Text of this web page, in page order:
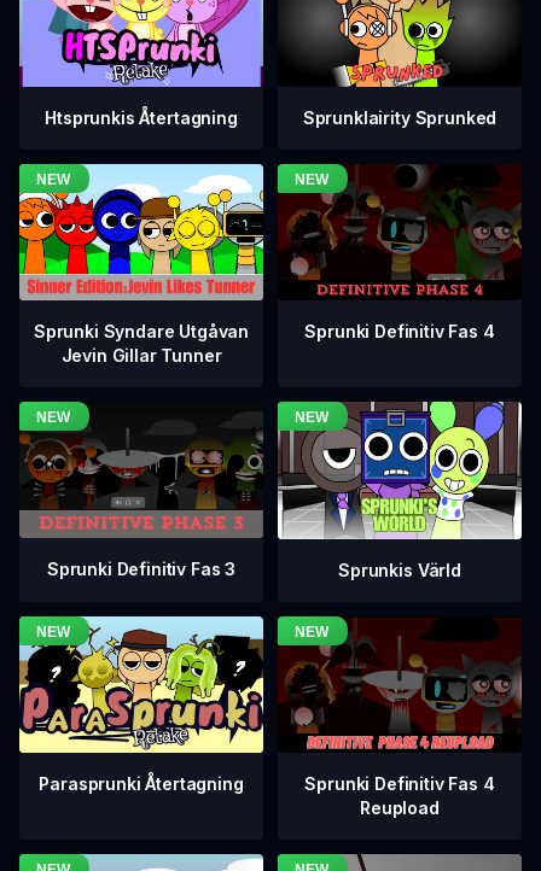
Htsprunkis Återtagning Sprunklairity Sprunked
Sprunki Syndare Utgåvan
Jevin Gillar Tunner
Sprunki Definitiv Fas 4
Sprunki Definitiv Fas 3 Sprunkis Värld
Parasprunki Återtagning
Sprunki Definitiv Fas 4
Reupload